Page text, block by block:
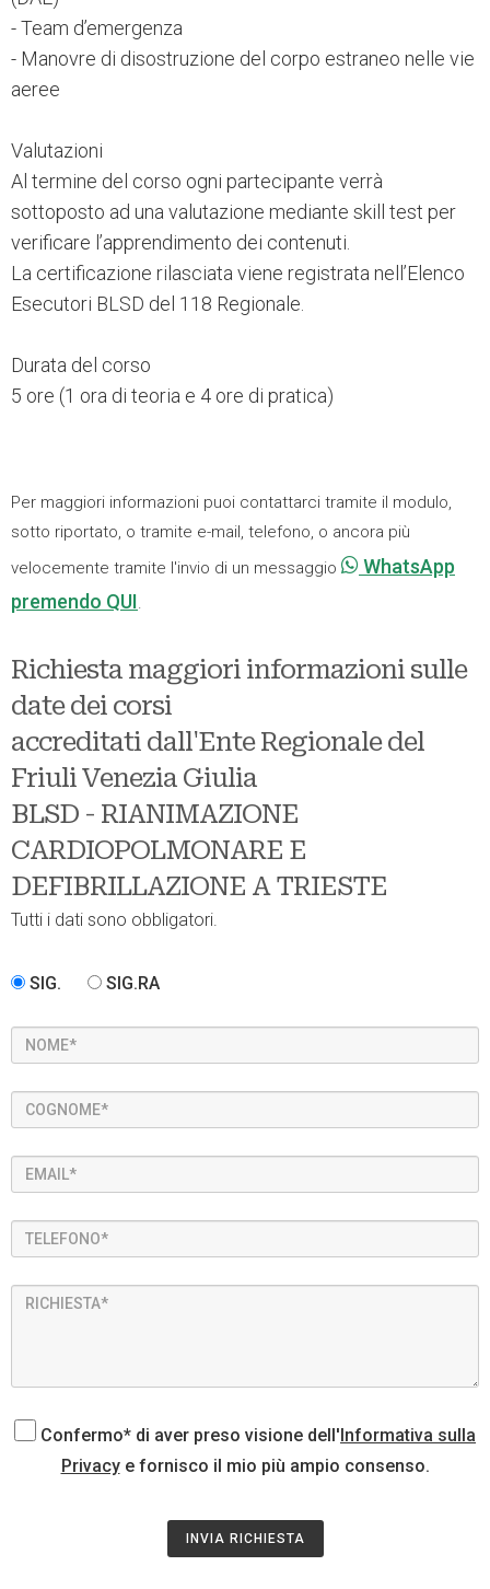
- Team d’emergenza
- Manovre di disostruzione del corpo estraneo nelle vie
aeree
Valutazioni
Al termine del corso ogni partecipante verrà
sottoposto ad una valutazione mediante skill test per
verificare l’apprendimento dei contenuti.
La certificazione rilasciata viene registrata nell’Elenco
Esecutori BLSD del 118 Regionale.
Durata del corso
5 ore (1 ora di teoria e 4 ore di pratica)
Per maggiori informazioni puoi contattarci tramite il modulo,
sotto riportato, o tramite e-mail, telefono, o ancora più
velocemente tramite l'invio di un messaggio
WhatsApp
premendo QUI.
Richiesta maggiori informazioni sulle
date dei corsi
accreditati dall'Ente Regionale del
Friuli Venezia Giulia
BLSD - RIANIMAZIONE
CARDIOPOLMONARE E
DEFIBRILLAZIONE A TRIESTE
Tutti i dati sono obbligatori.
SIG. SIG.RA
Confermo* di aver preso visione dell'Informativa sulla
Privacye fornisco il mio più ampio consenso.
INVIA RICHIESTA